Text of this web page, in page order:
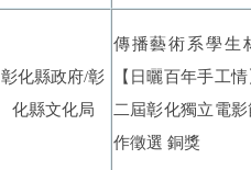
彰化縣政府/彰
化縣文化局
傳播藝術系學生
【日曬百年手工
二屆彰化獨立電
作徵選 銅獎